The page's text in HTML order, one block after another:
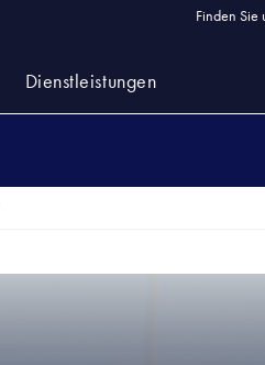
Finden Sie
Dienstleistungen